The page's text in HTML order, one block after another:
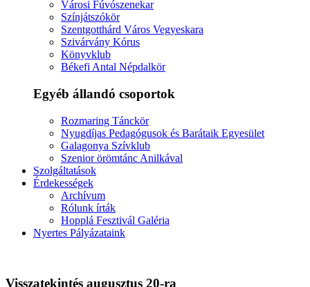
Városi Fúvószenekar
Színjátszókör
Szentgotthárd Város Vegyeskara
Szivárvány Kórus
Könyvklub
Békefi Antal Népdalkör
Egyéb állandó csoportok
Rozmaring Tánckör
Nyugdíjas Pedagógusok és Barátaik Egyesület
Galagonya Szívklub
Szenior örömtánc Anilkával
Szolgáltatások
Érdekességek
Archívum
Rólunk írták
Hopplá Fesztivál Galéria
Nyertes Pályázataink
Visszatekintés augusztus 20-ra